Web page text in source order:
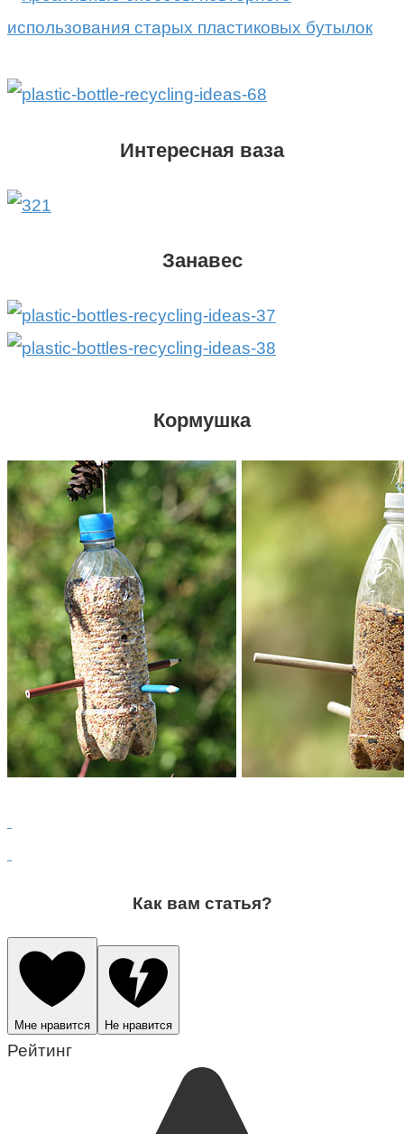
Интересная ваза
Занавес
Кормушка
Как вам статья?
Мне нравится Не нравится
Рейтинг